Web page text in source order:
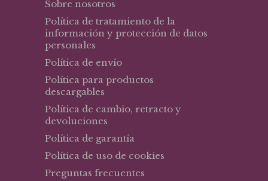
Sobre nosotros
Política de tratamiento de la
información y protección de datos
personales
Política de envío
Política para productos
descargables
Política de cambio, retracto y
devoluciones
Política de garantía
Política de uso de cookies
Preguntas frecuentes